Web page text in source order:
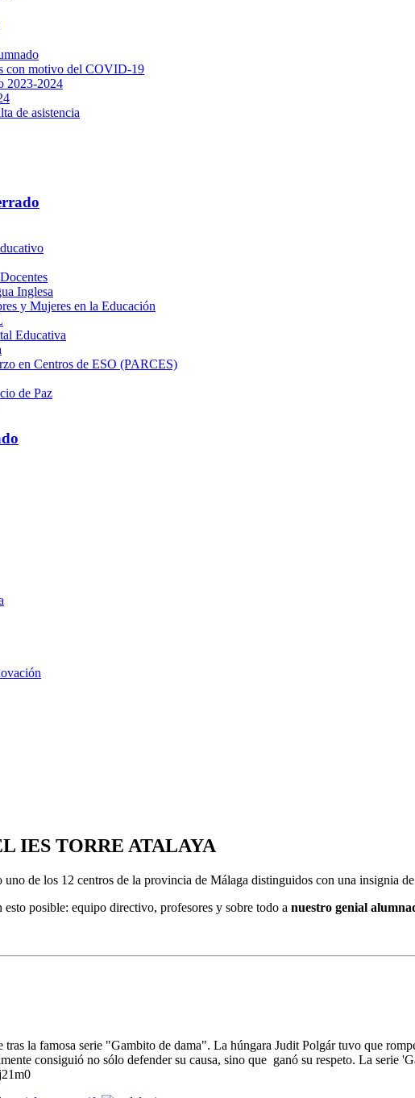
con motivo del COVID-19
2023-2024
de asistencia
Inglesa
y Mujeres en la Educación
Educativa
en Centros de ESO (PARCES)
de Paz
IES TORRE ATALAYA
de los 12 centros de la provincia de Málaga distinguidos con una insignia
posible: equipo directivo, profesores y sobre todo a nuestro genial
la famosa serie "Gambito de dama". La húngara Judit Polgár tuvo que
consiguió no sólo defender su causa, sino que ganó su respeto. La serie